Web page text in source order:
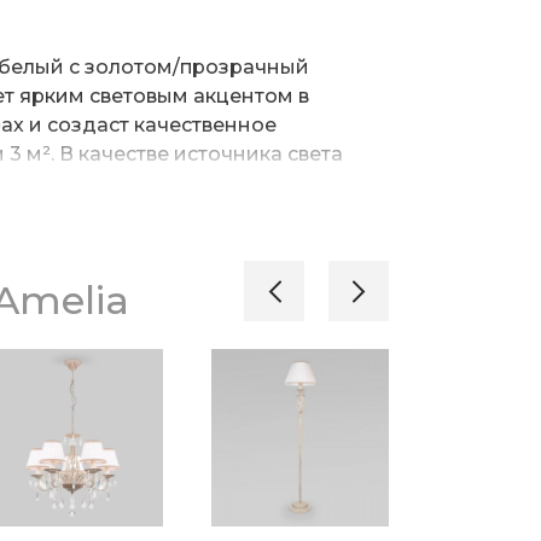
с золотом/прозрачный
ярким световым акцентом в
и создаст качественное
м². В качестве источника света
на максимальную мощность
из высококачественного и
крепежной планки, которая
фиксацию светильника на стене.
формами гармонично
люстрами и станет отличным
вашей гостиной или спальни.